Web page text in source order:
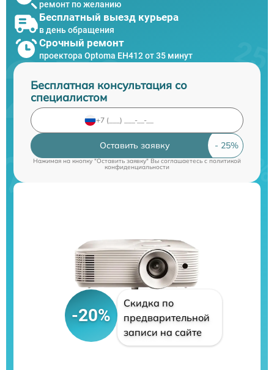
ремонт по желанию
Бесплатный выезд курьера
в день обращения
Срочный ремонт
проектора Optoma EH412 от 35 минут
Бесплатная консультация со
специалистом
Оставить заявку
Нажимая на кнопку "Оставить заявку" Вы соглашаетесь cполитикой
конфиденциальности
-20%
Скидка по
предварительной
записи на сайте